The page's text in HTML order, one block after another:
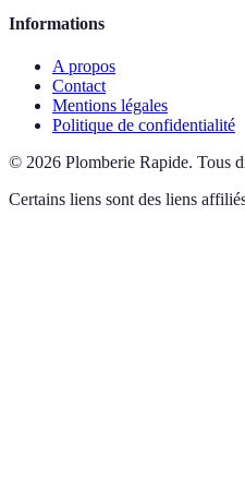
Informations
A propos
Contact
Mentions légales
Politique de confidentialité
© 2026 Plomberie Rapide. Tous
Certains liens sont des liens